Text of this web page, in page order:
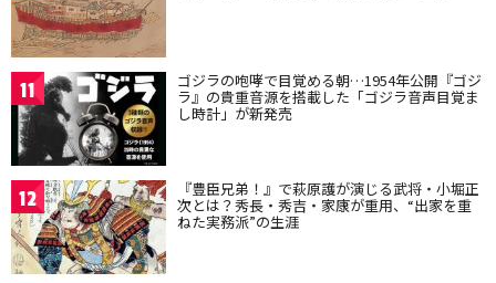
11 ゴジラの咆哮で目覚める朝…1954年公開『ゴジ
ラ』の貴重音源を搭載した「ゴジラ音声目覚ま
し時計」が新発売
12 『豊臣兄弟！』で萩原護が演じる武将・小堀正
次とは？秀長・秀吉・家康が重用、“出家を重
ねた実務派”の生涯